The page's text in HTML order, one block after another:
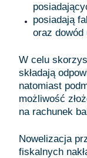
posiadają
oraz dowód
W celu
składają
natomiast
możliwość
na rachunek
Nowelizacja
fiskalnych